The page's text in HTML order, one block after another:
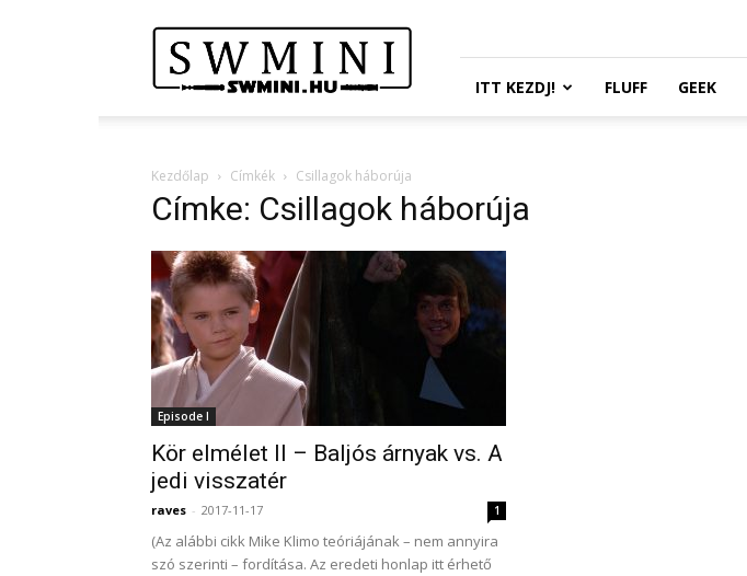
Wars
Miniatures
Portál
ITT KEZDJ! FLUFF GEEK
Kezdőlap Címkék Csillagok háborúja
Címke: Csillagok háborúja
Episode I
Kör elmélet II – Baljós árnyak vs. A
jedi visszatér
raves - 2017-11-17 1
(Az alábbi cikk Mike Klimo teóriájának – nem annyira
szó szerinti – fordítása. Az eredeti honlap itt érhető